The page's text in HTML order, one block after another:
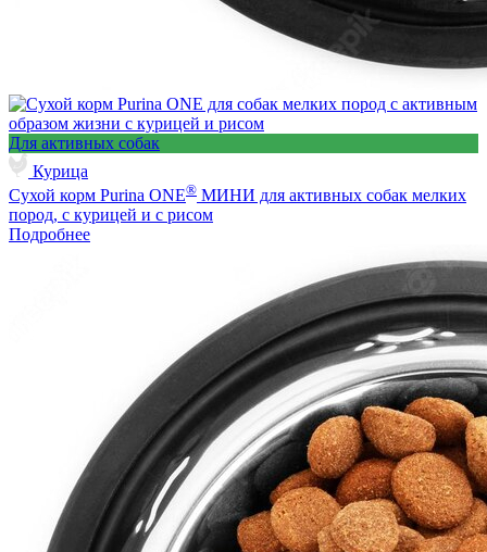
Для активных собак
Курица
Сухой корм Purina ONE® МИНИ для активных собак мелких
пород, с курицей и с рисом
Подробнее